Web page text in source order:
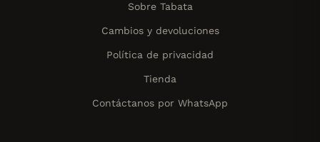
Sobre Tabata
Cambios y devoluciones
Política de privacidad
Tienda
Contáctanos por WhatsApp